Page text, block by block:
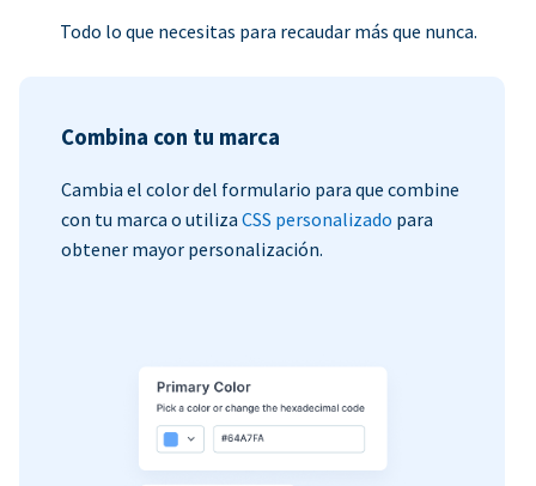
Todo lo que necesitas para recaudar más que nunca.
Combina con tu marca
Cambia el color del formulario para que combine
con tu marca o utiliza CSS personalizado para
obtener mayor personalización.